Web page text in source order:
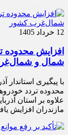
12 خرداد 1405
افزایش محدوده
شمال و
با پیگیری
محدوده تردد
علاوه بر استان
مازندران افزایش